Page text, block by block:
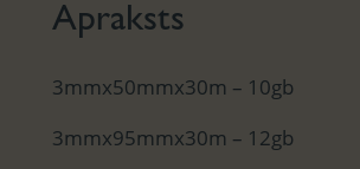
Apraksts
3mmx50mmx30m – 10gb
3mmx95mmx30m – 12gb